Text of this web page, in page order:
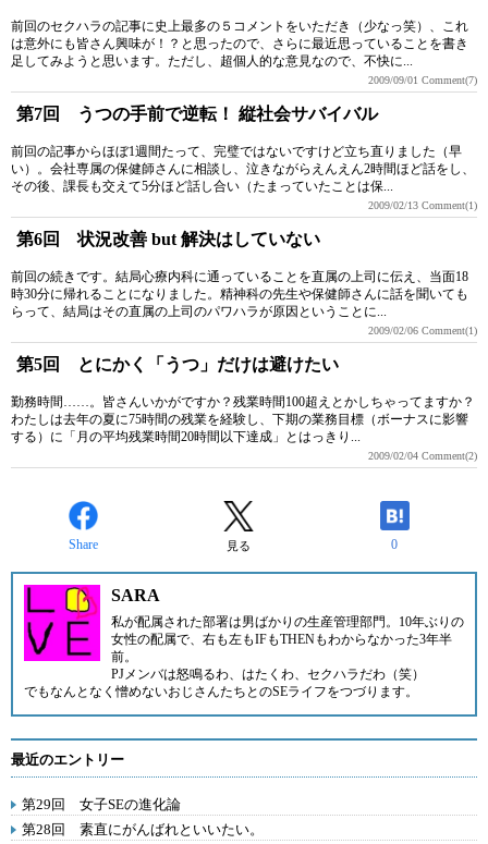
前回のセクハラの記事に史上最多の５コメントをいただき（少なっ笑）、これ
は意外にも皆さん興味が！？と思ったので、さらに最近思っていることを書き
足してみようと思います。ただし、超個人的な意見なので、不快に...
2009/09/01 Comment(7)
第7回 うつの手前で逆転！ 縦社会サバイバル
前回の記事からほぼ1週間たって、完璧ではないですけど立ち直りました（早
い）。会社専属の保健師さんに相談し、泣きながらえんえん2時間ほど話をし、
その後、課長も交えて5分ほど話し合い（たまっていたことは保...
2009/02/13 Comment(1)
第6回 状況改善 but 解決はしていない
前回の続きです。結局心療内科に通っていることを直属の上司に伝え、当面18
時30分に帰れることになりました。精神科の先生や保健師さんに話を聞いても
らって、結局はその直属の上司のパワハラが原因ということに...
2009/02/06 Comment(1)
第5回 とにかく「うつ」だけは避けたい
勤務時間……。皆さんいかがですか？残業時間100超えとかしちゃってますか？
わたしは去年の夏に75時間の残業を経験し、下期の業務目標（ボーナスに影響
する）に「月の平均残業時間20時間以下達成」とはっきり...
2009/02/04 Comment(2)
Share 見る 0
SARA
私が配属された部署は男ばかりの生産管理部門。10年ぶりの
女性の配属で、右も左もIFもTHENもわからなかった3年半
前。
PJメンバは怒鳴るわ、はたくわ、セクハラだわ（笑）
でもなんとなく憎めないおじさんたちとのSEライフをつづります。
最近のエントリー
第29回 女子SEの進化論
第28回 素直にがんばれといいたい。